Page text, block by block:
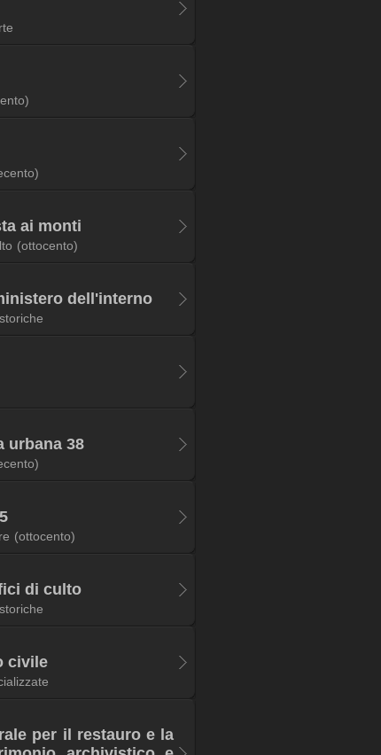
ai monti
(ottocento)
dell'interno
urbana 38
(ottocento)
di culto
civile
per il restauro e la